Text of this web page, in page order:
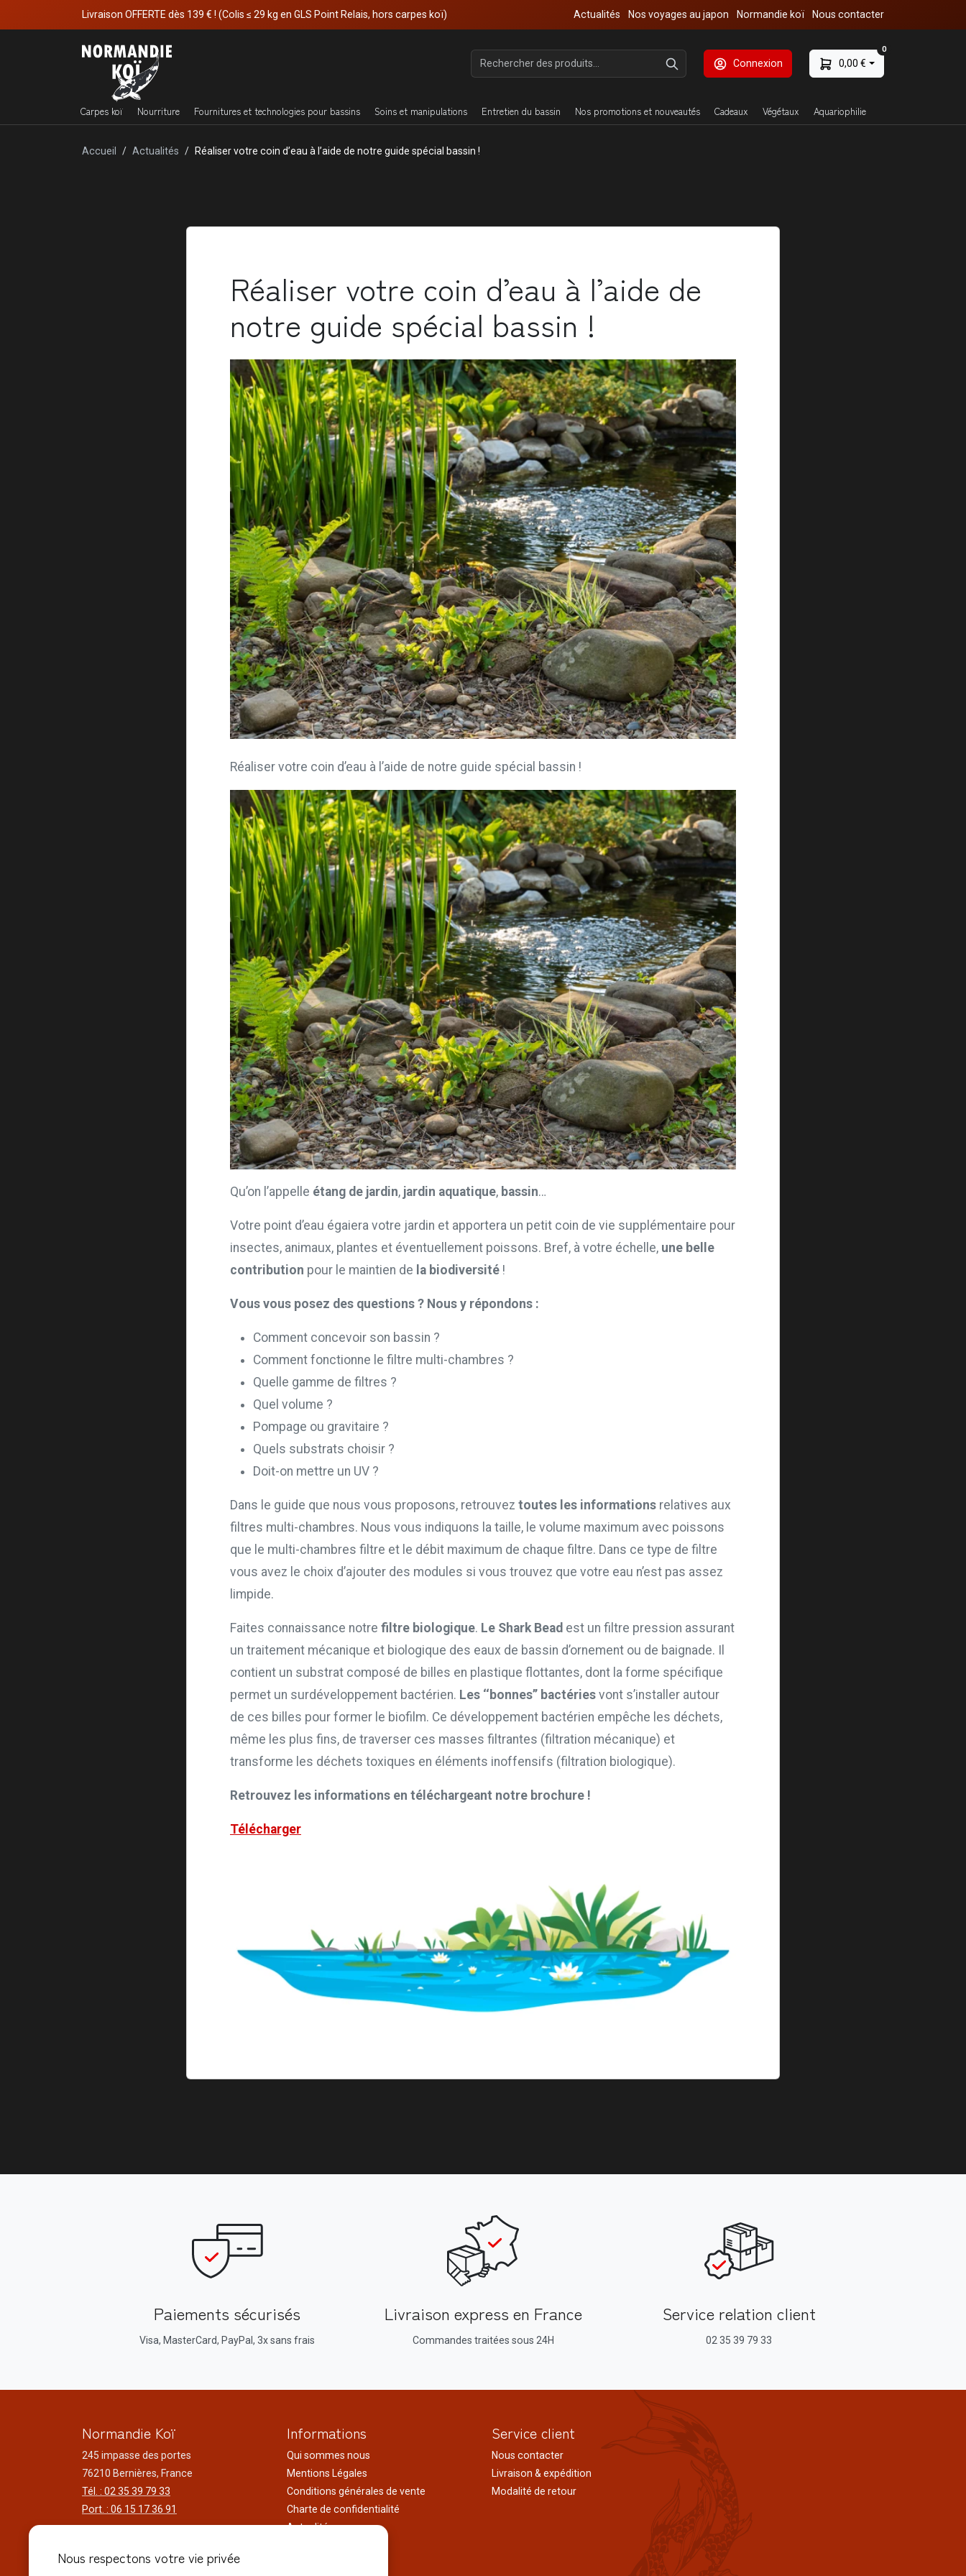
Livraison OFFERTE dès 139 € ! (Colis ≤ 29 kg en GLS Point Relais, hors carpes koï) Actualités Nos voyages au japon Normandie koï Nous contacter
Connexion 0,00 €
0
Carpes koï Nourriture Fournitures et technologies pour bassins Soins et manipulations Entretien du bassin Nos promotions et nouveautés Cadeaux Végétaux Aquariophilie
Accueil Actualités Réaliser votre coin d’eau à l’aide de notre guide spécial bassin !
Réaliser votre coin d’eau à l’aide de
notre guide spécial bassin !
Réaliser votre coin d’eau à l’aide de notre guide spécial bassin !
Qu’on l’appelle étang de jardin, jardin aquatique, bassin…
Votre point d’eau égaiera votre jardin et apportera un petit coin de vie supplémentaire pour
insectes, animaux, plantes et éventuellement poissons. Bref, à votre échelle, une belle
contribution pour le maintien de la biodiversité !
Vous vous posez des questions ? Nous y répondons :
Comment concevoir son bassin ?
Comment fonctionne le filtre multi-chambres ?
Quelle gamme de filtres ?
Quel volume ?
Pompage ou gravitaire ?
Quels substrats choisir ?
Doit-on mettre un UV ?
Dans le guide que nous vous proposons, retrouvez toutes les informations relatives aux
filtres multi-chambres. Nous vous indiquons la taille, le volume maximum avec poissons
que le multi-chambres filtre et le débit maximum de chaque filtre. Dans ce type de filtre
vous avez le choix d’ajouter des modules si vous trouvez que votre eau n’est pas assez
limpide.
Faites connaissance notre filtre biologique. Le Shark Bead est un filtre pression assurant
un traitement mécanique et biologique des eaux de bassin d’ornement ou de baignade. Il
contient un substrat composé de billes en plastique flottantes, dont la forme spécifique
permet un surdéveloppement bactérien. Les ‘‘bonnes’’ bactéries vont s’installer autour
de ces billes pour former le biofilm. Ce développement bactérien empêche les déchets,
même les plus fins, de traverser ces masses filtrantes (filtration mécanique) et
transforme les déchets toxiques en éléments inoffensifs (filtration biologique).
Retrouvez les informations en téléchargeant notre brochure !
Télécharger
Paiements sécurisés
Visa, MasterCard, PayPal, 3x sans frais
Livraison express en France
Commandes traitées sous 24H
Service relation client
02 35 39 79 33
Normandie Koï
245 impasse des portes
76210 Bernières, France
Tél. : 02 35 39 79 33
Port. : 06 15 17 36 91
Du lundi au samedi
Informations
Qui sommes nous
Mentions Légales
Conditions générales de vente
Charte de confidentialité
Actualités
Service client
Nous contacter
Livraison & expédition
Modalité de retour
Nous respectons votre vie privée